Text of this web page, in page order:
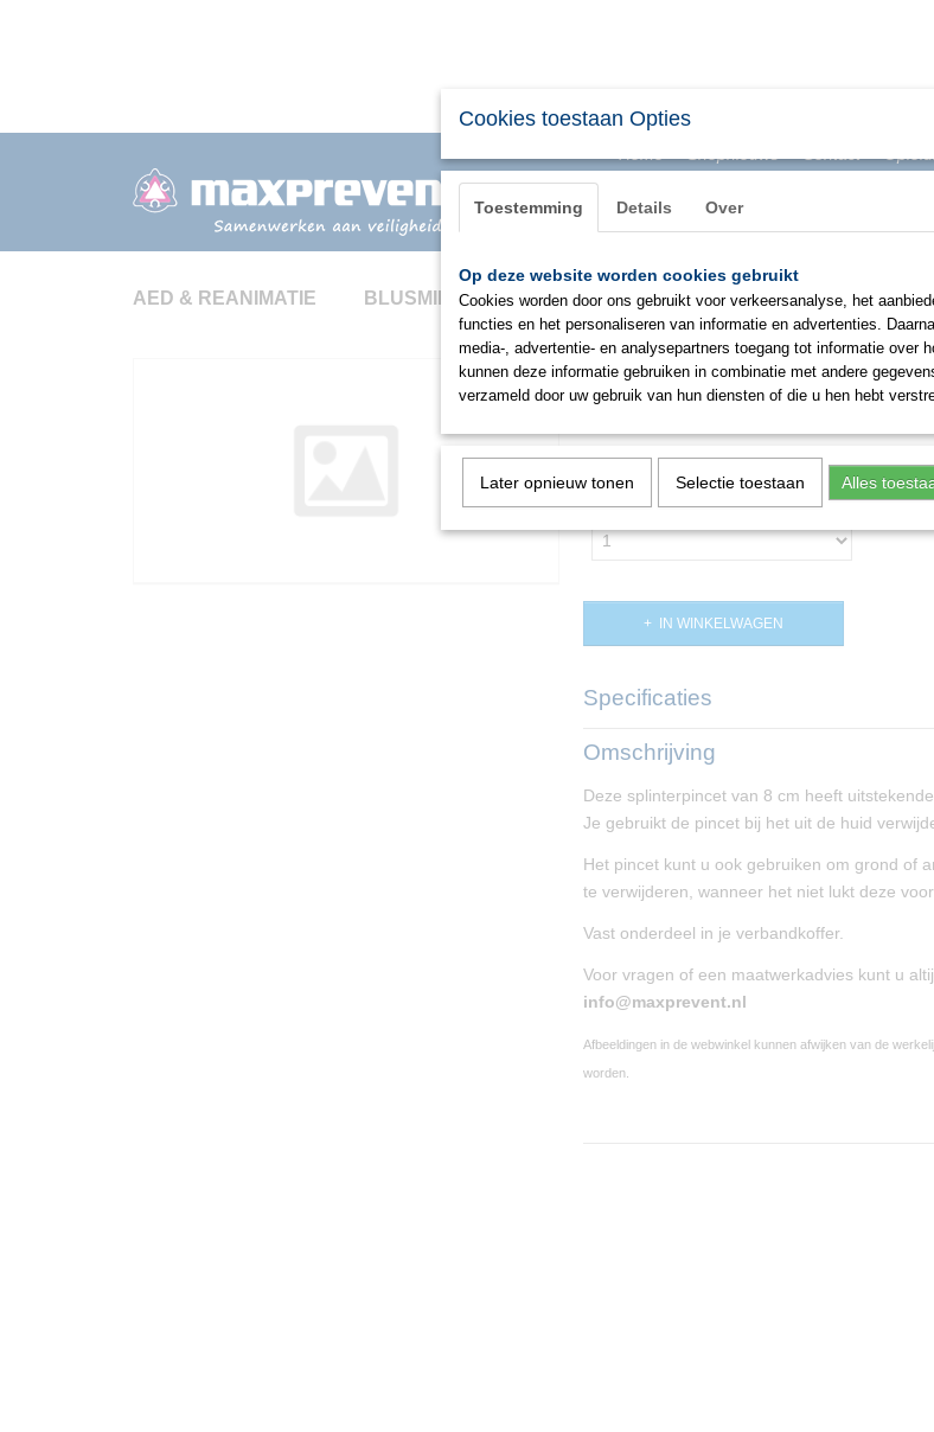
AED & REANIMATIE BLUSMIDDELEN BHV & ONTRUIMING EHBO
RVS pincet
€ 1,50
✓Op voorraad
IN WINKELWAGEN
Specificaties
Productcode
Productcode leverancier
Omschrijving
Deze splinterpincet van 8 cm heeft
Je gebruikt de pincet bij het uit de huid
Het pincet kunt u ook gebruiken om grond of
te verwijderen, wanneer het niet lukt deze
Vast onderdeel in je verbandkoffer.
Voor vragen of een maatwerkadvies kunt u
info@maxprevent.nl
Afbeeldingen in de webwinkel kunnen afwijken van de
worden.
Cookies toestaan Opties
Toestemming Details Over
Op deze website worden cookies gebruikt
Cookies worden door ons gebruikt voor verkeersanalyse, het
functies en het personaliseren van informatie en advertenties.
media-, advertentie- en analysepartners toegang tot informatie over
kunnen deze informatie gebruiken in combinatie met andere
verzameld door uw gebruik van hun diensten of die u hen hebt
Later opnieuw tonen Selectie toestaan Alles